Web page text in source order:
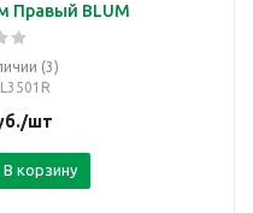
Правый BLUM
(3)
/шт
В корзину